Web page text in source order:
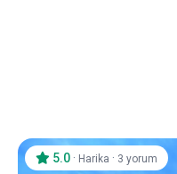
5.0 · Harika · 3 yorum